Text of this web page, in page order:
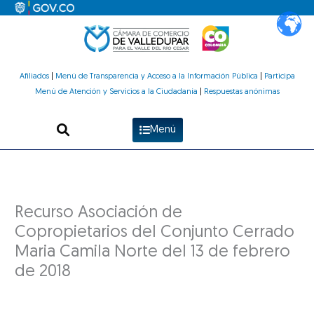
Afiliados| Menú de Transparencia y Acceso a la Información Pública
Participa
Menú de Atención y Servicios a la Ciudadanía
Respuestas anónimas
Menú
Recurso Asociación de
Copropietarios del Conjunto Cerrado
Maria Camila Norte del 13 de febrero
de 2018